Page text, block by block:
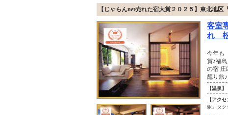
【じゃらんnet売れた宿大賞２０２５】東北地区
客室
れ
今年も
賞♪福
の宿 庄
籠り旅♪
【温泉】
【アクセ
駅』タク